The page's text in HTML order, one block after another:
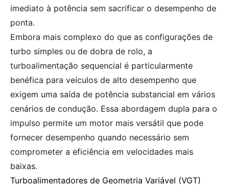
imediato à potência sem sacrificar o desempenho de
ponta.
Embora mais complexo do que as configurações de
turbo simples ou de dobra de rolo, a
turboalimentação sequencial é particularmente
benéfica para veículos de alto desempenho que
exigem uma saída de potência substancial em vários
cenários de condução. Essa abordagem dupla para o
impulso permite um motor mais versátil que pode
fornecer desempenho quando necessário sem
comprometer a eficiência em velocidades mais
baixas.
Turboalimentadores de Geometria Variável (VGT)